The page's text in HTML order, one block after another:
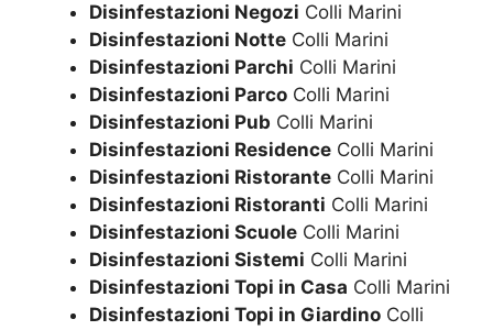
Disinfestazioni Negozi Colli Marini
Disinfestazioni Notte Colli Marini
Disinfestazioni Parchi Colli Marini
Disinfestazioni Parco Colli Marini
Disinfestazioni Pub Colli Marini
Disinfestazioni Residence Colli Marini
Disinfestazioni Ristorante Colli Marini
Disinfestazioni Ristoranti Colli Marini
Disinfestazioni Scuole Colli Marini
Disinfestazioni Sistemi Colli Marini
Disinfestazioni Topi in Casa Colli Marini
Disinfestazioni Topi in Giardino Colli